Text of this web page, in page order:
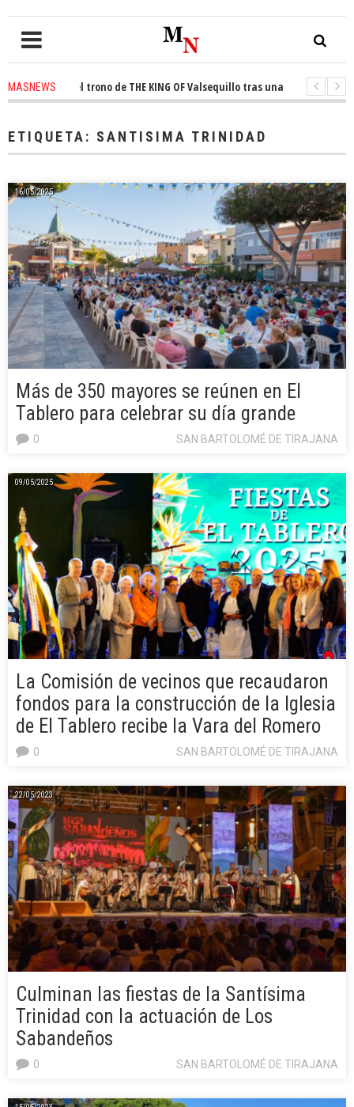
MASNEWSel trono de THE KING OF Valsequillo tras una jornada de
ETIQUETA: SANTISIMA TRINIDAD
16/05/2025
Más de 350 mayores se reúnen en El
Tablero para celebrar su día grande
SAN BARTOLOMÉ DE TIRAJANA
0
09/05/2025
La Comisión de vecinos que recaudaron
fondos para la construcción de la Iglesia
de El Tablero recibe la Vara del Romero
SAN BARTOLOMÉ DE TIRAJANA
0
22/05/2023
Culminan las fiestas de la Santísima
Trinidad con la actuación de Los
Sabandeños
SAN BARTOLOMÉ DE TIRAJANA
0